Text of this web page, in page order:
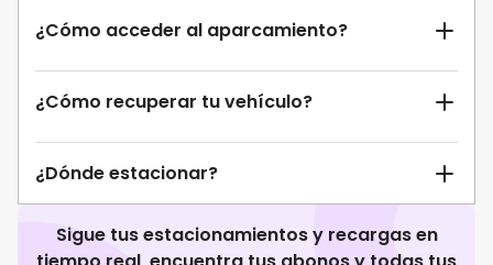
¿Cómo acceder al aparcamiento?
¿Cómo recuperar tu vehículo?
¿Dónde estacionar?
Sigue tus estacionamientos y recargas en